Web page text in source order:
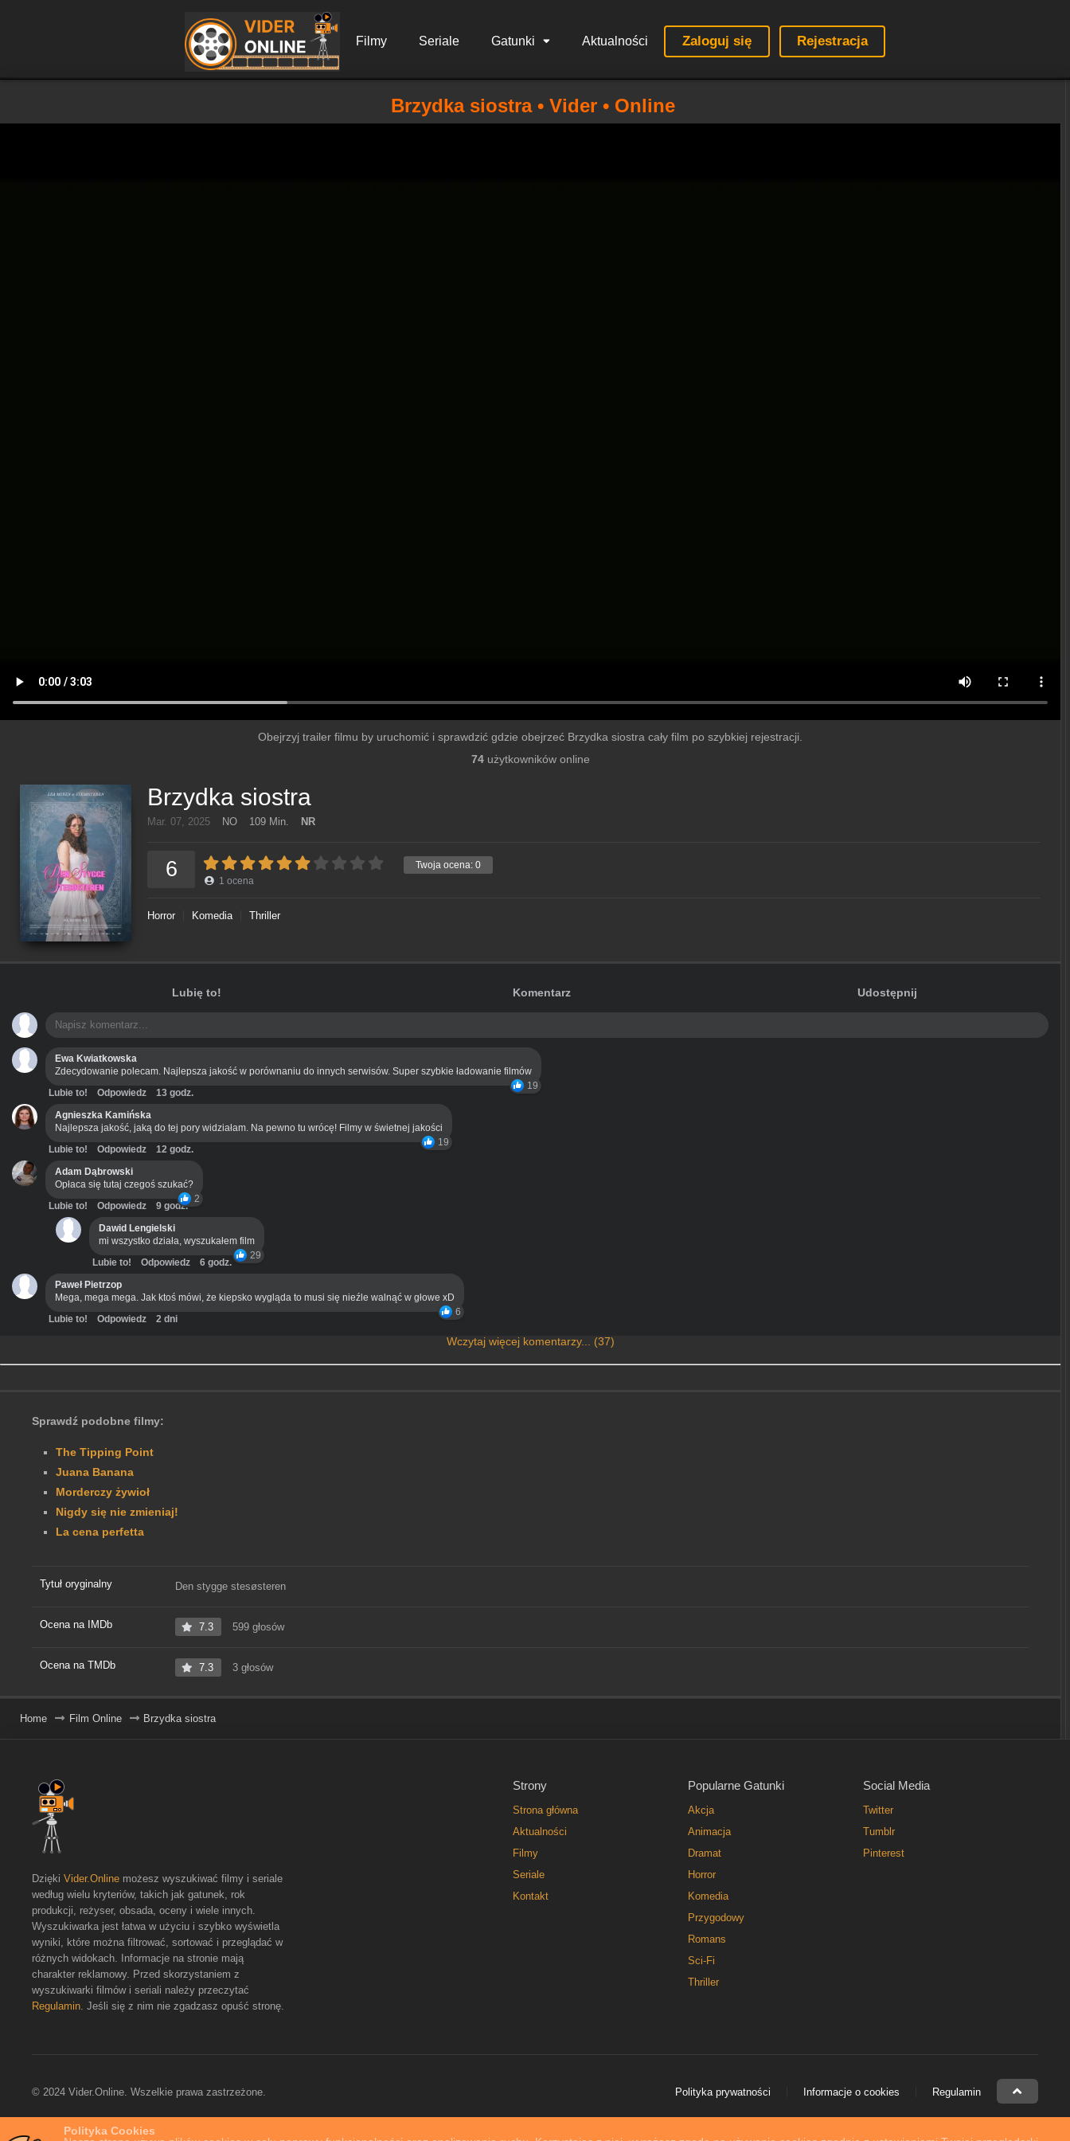
Filmy Seriale Gatunki Aktualności Zaloguj się Rejestracja
Polityka Cookies
Brzydka siostra • Vider • Online
Obejrzyj trailer filmu by uruchomić i sprawdzić gdzie obejrzeć Brzydka siostra cały film po szybkiej rejestracji.
74użytkowników online
Brzydka siostra
Mar. 07, 2025 NO 109 Min. NR
Twoja ocena: 0
6 1 ocena
Horror Komedia Thriller
Lubię to! Komentarz Udostępnij
Ewa Kwiatkowska
Zdecydowanie polecam. Najlepsza jakość w porównaniu do innych serwisów. Super szybkie ładowanie filmów
19
Lubie to! Odpowiedz
13 godz.
Agnieszka Kamińska
Najlepsza jakość, jaką do tej pory widziałam. Na pewno tu wrócę! Filmy w świetnej jakości
19
Lubie to! Odpowiedz
12 godz.
Adam Dąbrowski
Opłaca się tutaj czegoś szukać?
2
Lubie to! Odpowiedz
9 godz.
Dawid Lengielski
mi wszystko działa, wyszukałem film
29
Lubie to! Odpowiedz
6 godz.
Paweł Pietrzop
Mega, mega mega. Jak ktoś mówi, że kiepsko wygląda to musi się nieźle walnąć w głowe xD
6
Lubie to! Odpowiedz 2 dni
Wczytaj więcej komentarzy... (37)
Sprawdź podobne filmy:
The Tipping Point
Juana Banana
Morderczy żywioł
Nigdy się nie zmieniaj!
La cena perfetta
Tytuł oryginalny Den stygge stesøsteren
Ocena na IMDb 7.3 599 głosów
Ocena na TMDb 7.3 3 głosów
Home Film Online Brzydka siostra
Strony
Strona główna
Aktualności
Filmy
Seriale
Kontakt
Popularne Gatunki
Akcja
Animacja
Dramat
Horror
Komedia
Przygodowy
Romans
Sci-Fi
Thriller
Social Media
Twitter
Tumblr
Pinterest
Dzięki Vider.Online możesz wyszukiwać filmy i seriale
według wielu kryteriów, takich jak gatunek, rok
produkcji, reżyser, obsada, oceny i wiele innych.
Wyszukiwarka jest łatwa w użyciu i szybko wyświetla
wyniki, które można filtrować, sortować i przeglądać w
różnych widokach. Informacje na stronie mają
charakter reklamowy. Przed skorzystaniem z
wyszukiwarki filmów i seriali należy przeczytać
Regulamin . Jeśli się z nim nie zgadzasz opuść stronę.
© 2024 Vider.Online. Wszelkie prawa zastrzeżone. Polityka prywatności Informacje o cookies Regulamin